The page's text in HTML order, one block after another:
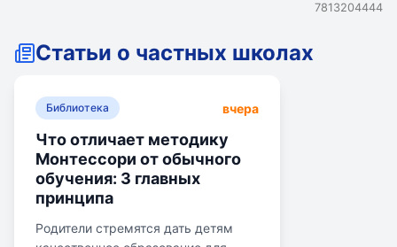
7813204444
Статьи о частных школах
Библиотека вчера
Что отличает методику
Монтессори от обычного
обучения: 3 главных
принципа
Родители стремятся дать детям